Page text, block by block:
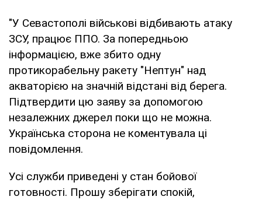
"У Севастополі військові відбивають атаку
ЗСУ, працює ППО. За попередньою
інформацією, вже збито одну
протикорабельну ракету "Нептун" над
акваторією на значній відстані від берега.
Підтвердити цю заяву за допомогою
незалежних джерел поки що не можна.
Українська сторона не коментувала ці
повідомлення.
Усі служби приведені у стан бойової
готовності. Прошу зберігати спокій,